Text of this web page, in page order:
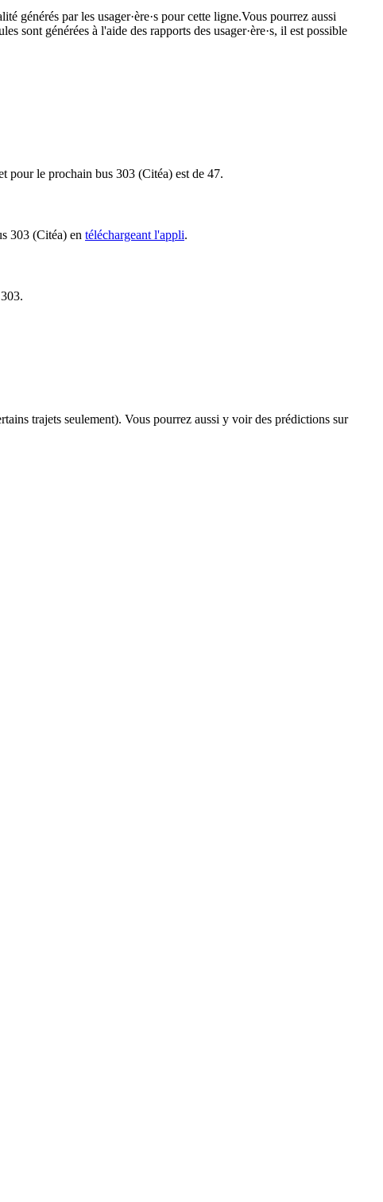
générés par les usager·ère·s pour cette ligne.Vous pourrez aussi
sont générées à l'aide des rapports des usager·ère·s, il est possible
pour le prochain bus 303 (Citéa) est de 47.
303 (Citéa) en téléchargeant l'appli.
trajets seulement). Vous pourrez aussi y voir des prédictions sur